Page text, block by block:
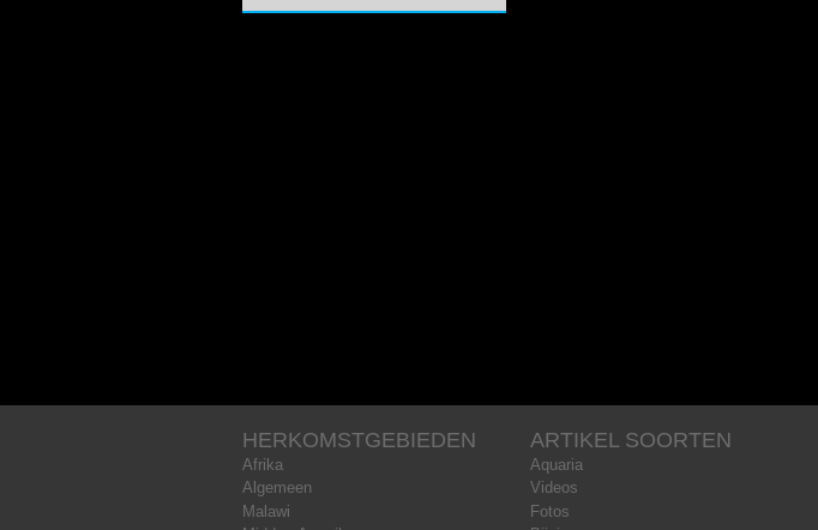
HERKOMSTGEBIEDEN
Afrika
Algemeen
Malawi
ARTIKEL SOORTEN
Aquaria
Videos
Fotos